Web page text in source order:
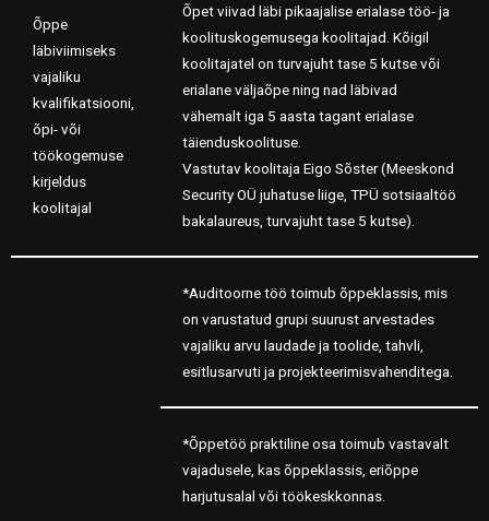
Õppe
läbiviimiseks
vajaliku
kvalifikatsiooni,
õpi- või
töökogemuse
kirjeldus
koolitajal
Õpet viivad läbi pikaajalise erialase töö- ja
koolituskogemusega koolitajad. Kõigil
koolitajatel on turvajuht tase 5 kutse või
erialane väljaõpe ning nad läbivad
vähemalt iga 5 aasta tagant erialase
täienduskoolituse.
Vastutav koolitaja Eigo Sõster (Meeskond
Security OÜ juhatuse liige, TPÜ sotsiaaltöö
bakalaureus, turvajuht tase 5 kutse).
*Auditoorne töö toimub õppeklassis, mis
on varustatud grupi suurust arvestades
vajaliku arvu laudade ja toolide, tahvli,
esitlusarvuti ja projekteerimisvahenditega.
*Õppetöö praktiline osa toimub vastavalt
vajadusele, kas õppeklassis, eriõppe
harjutusalal või töökeskkonnas.